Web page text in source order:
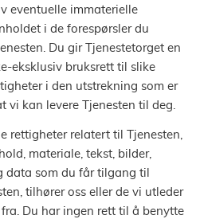
eventuelle immaterielle
i de forespørsler du
Du gir Tjenestetorget en
eksklusiv bruksrett til slike
i den utstrekning som er
vi kan levere Tjenesten til deg.
rettigheter relatert til Tjenesten,
materiale, tekst, bilder,
data som du får tilgang til
tilhører oss eller de vi utleder
Du har ingen rett til å benytte